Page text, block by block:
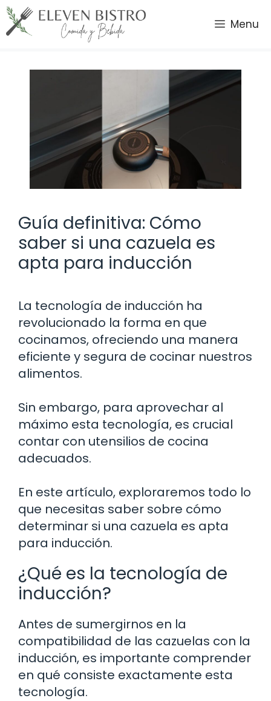
Saltar
al
contenido
Menu
Guía definitiva: Cómo
saber si una cazuela es
apta para inducción
La tecnología de inducción ha
revolucionado la forma en que
cocinamos, ofreciendo una manera
eficiente y segura de cocinar nuestros
alimentos.
Sin embargo, para aprovechar al
máximo esta tecnología, es crucial
contar con utensilios de cocina
adecuados.
En este artículo, exploraremos todo lo
que necesitas saber sobre cómo
determinar si una cazuela es apta
para inducción.
¿Qué es la tecnología de
inducción?
Antes de sumergirnos en la
compatibilidad de las cazuelas con la
inducción, es importante comprender
en qué consiste exactamente esta
tecnología.